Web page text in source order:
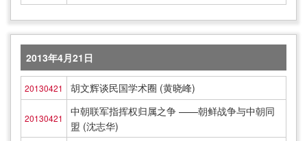
2013年4月21日
20130421 胡文辉谈民国学术圈 (黄晓峰)
20130421
中朝联军指挥权归属之争 ——朝鲜战争与中朝同
盟 (沈志华)